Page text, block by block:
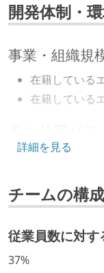
開発体制・
事業・組織規
在籍している
在籍している
エンジニアの
年収800万円
割を持たない
技術カルチャ
詳細を見る
チームの構
従業員数に対
37%